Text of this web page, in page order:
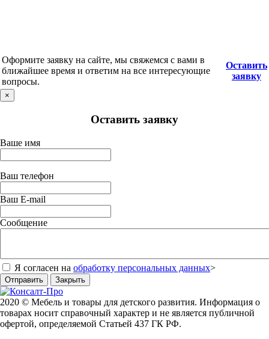
Оформите заявку на сайте, мы свяжемся с вами в
ближайшее время и ответим на все интересующие
вопросы.
Оставить
заявку
×
Оставить заявку
Ваше имя
Ваш телефон
Ваш E-mail
Сообщение
Я согласен на обработку персональных данных>
Отправить Закрыть
2020 © Мебель и товары для детского развития. Информация о
товарах носит справочный характер и не является публичной
офертой, определяемой Статьей 437 ГК РФ.